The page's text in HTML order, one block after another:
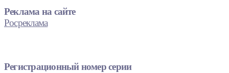
Реклама на сайте
Росреклама
Регистрационный номер серии